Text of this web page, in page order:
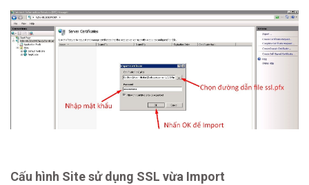
Cấu hình Site sử dụng SSL vừa Import